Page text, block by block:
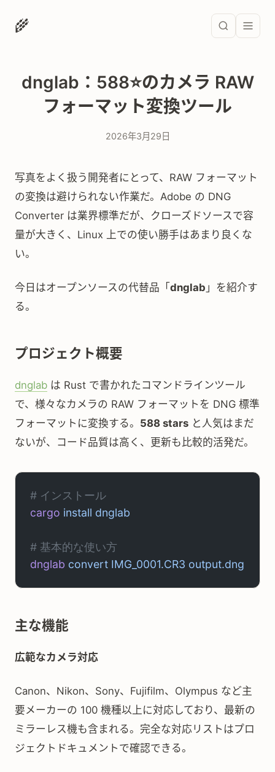
🌾
dnglab：588⭐のカメラ RAW
フォーマット変換ツール
2026年3月29日
写真をよく扱う開発者にとって、RAW フォーマット
の変換は避けられない作業だ。Adobe の DNG
Converter は業界標準だが、クローズドソースで容
量が大きく、Linux 上での使い勝手はあまり良くな
い。
今日はオープンソースの代替品「 dnglab 」を紹介す
る。
プロジェクト概要
dnglab は Rust で書かれたコマンドラインツール
で、様々なカメラの RAW フォーマットを DNG 標準
フォーマットに変換する。 588 stars と人気はまだ
ないが、コード品質は高く、更新も比較的活発だ。
# インストール
cargo install dnglab
# 基本的な使い方
dnglab convert IMG_0001.CR3 output.dng
主な機能
広範なカメラ対応
Canon、Nikon、Sony、Fujifilm、Olympus など主
要メーカーの 100 機種以上に対応しており、最新の
ミラーレス機も含まれる。完全な対応リストはプロ
ジェクトドキュメントで確認できる。